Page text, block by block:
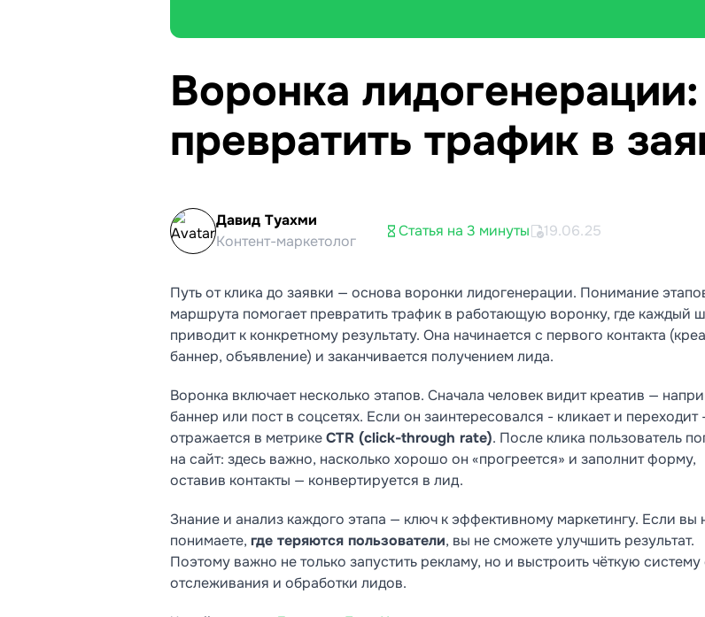
Воронка
превратить трафик в
Давид Туахми
Контент-маркетолог
Статья на 3 минуты 19.06.25
Путь от клика до заявки — основа воронки лидогенерации. Понимание
маршрута помогает превратить трафик в работающую воронку, где каждый
приводит к конкретному результату. Она начинается с первого контакта
баннер, объявление) и заканчивается получением лида.
Воронка включает несколько этапов. Сначала человек видит креатив —
баннер или пост в соцсетях. Если он заинтересовался - кликает и переходит
отражается в метрикеCTR (click-through rate). После клика пользователь
на сайт: здесь важно, насколько хорошо он «прогреется» и заполнит форму,
оставив контакты — конвертируется в лид.
Знание и анализ каждого этапа — ключ к эффективному маркетингу. Если вы
понимаете, где теряются пользователи, вы не сможете улучшить результат.
Поэтому важно не только запустить рекламу, но и выстроить чёткую систему
отслеживания и обработки лидов.